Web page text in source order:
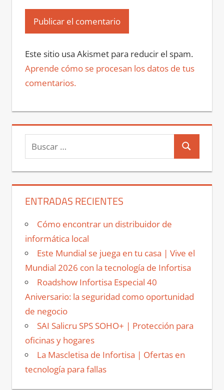
Este sitio usa Akismet para reducir el spam.
Aprende cómo se procesan los datos de tus
comentarios.
Buscar:
Buscar
ENTRADAS RECIENTES
Cómo encontrar un distribuidor de
informática local
Este Mundial se juega en tu casa | Vive el
Mundial 2026 con la tecnología de Infortisa
Roadshow Infortisa Especial 40
Aniversario: la seguridad como oportunidad
de negocio
SAI Salicru SPS SOHO+ | Protección para
oficinas y hogares
La Mascletisa de Infortisa | Ofertas en
tecnología para fallas